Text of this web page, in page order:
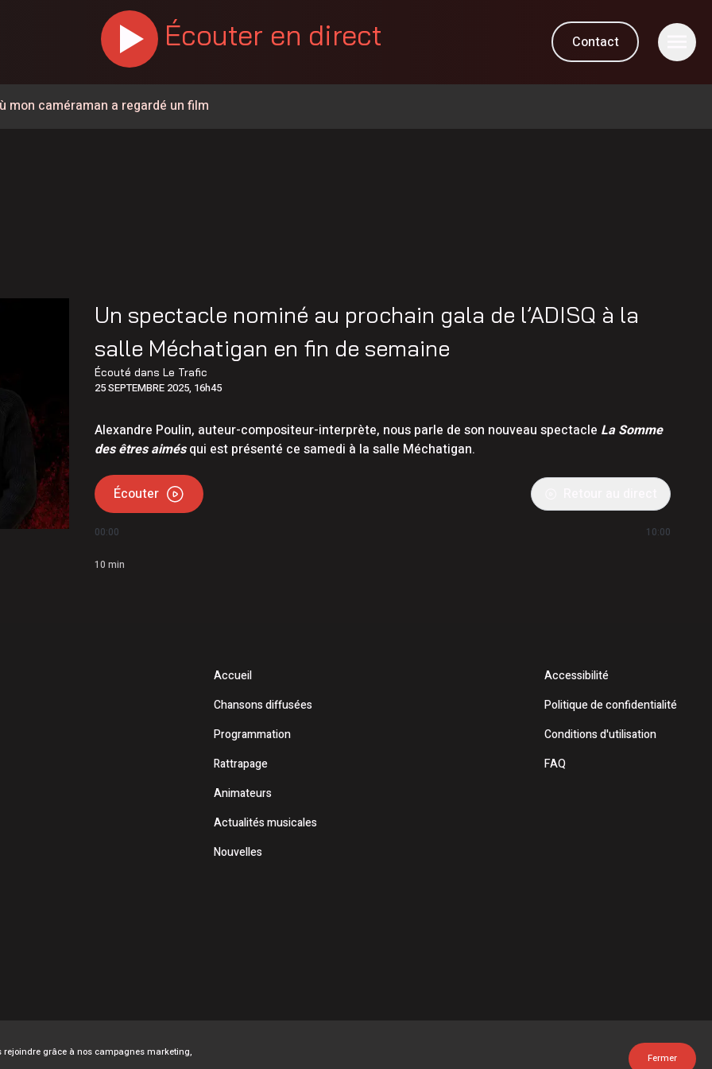
Écouter en direct Contact
mon caméraman a regardé un film
vapeurs de gaz toxiques
policiers, à la DPJ et à du personnel judiciaire
à Saint-Bernard
Sainte-Marie
réparation temporaire avance
Fréchette; Duhaime dévoile son slogan
Un spectacle nominé au prochain gala de l’ADISQ à la
salle Méchatigan en fin de semaine
Écouté dansLe Trafic
25 SEPTEMBRE 2025, 16h45
Alexandre Poulin, auteur-compositeur-interprète, nous parle de son nouveau spectacle La Somme
des êtres aimésqui est présenté ce samedi à la salle Méchatigan.
Écouter
00:00 10:00
10 min
Accueil
Chansons diffusées
Programmation
Rattrapage
Animateurs
Actualités musicales
Nouvelles
Accessibilité
Politique de confidentialité
Conditions d'utilisation
FAQ
rejoindre grâce à nos campagnes marketing,
Fermer